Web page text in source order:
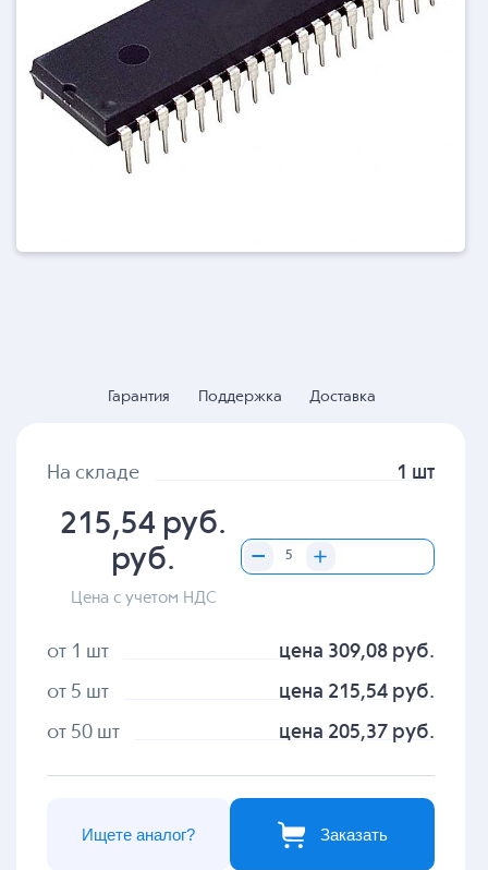
Гарантия Поддержка Доставка
На складе 1 шт
215,54 руб.
руб.
Цена с учетом НДС
от 1 шт цена 309,08 руб.
от 5 шт цена 215,54 руб.
от 50 шт цена 205,37 руб.
Заказать
Ищете аналог?